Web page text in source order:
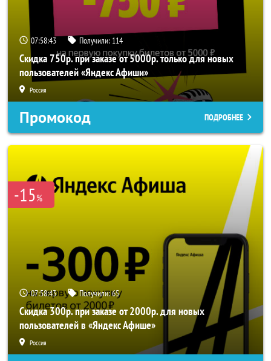
07:58:43 Получили: 114
Скидка 750р. при заказе от 5000р. только для новых
пользователей «Яндекс Афиши»
Россия
Промокод ПОДРОБНЕЕ
-15%
07:58:43 Получили:65
Скидка 300р. при заказе от 2000р. для новых
пользователей в «Яндекс Афише»
Россия